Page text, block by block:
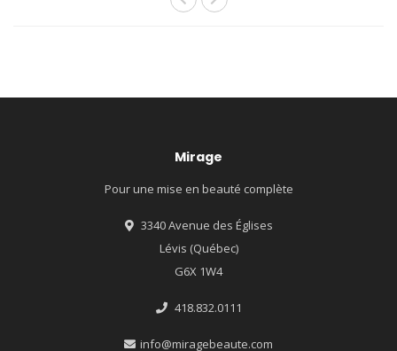
Mirage
Pour une mise en beauté complète
3340 Avenue des Églises
Lévis (Québec)
G6X 1W4
418.832.0111
info@miragebeaute.com